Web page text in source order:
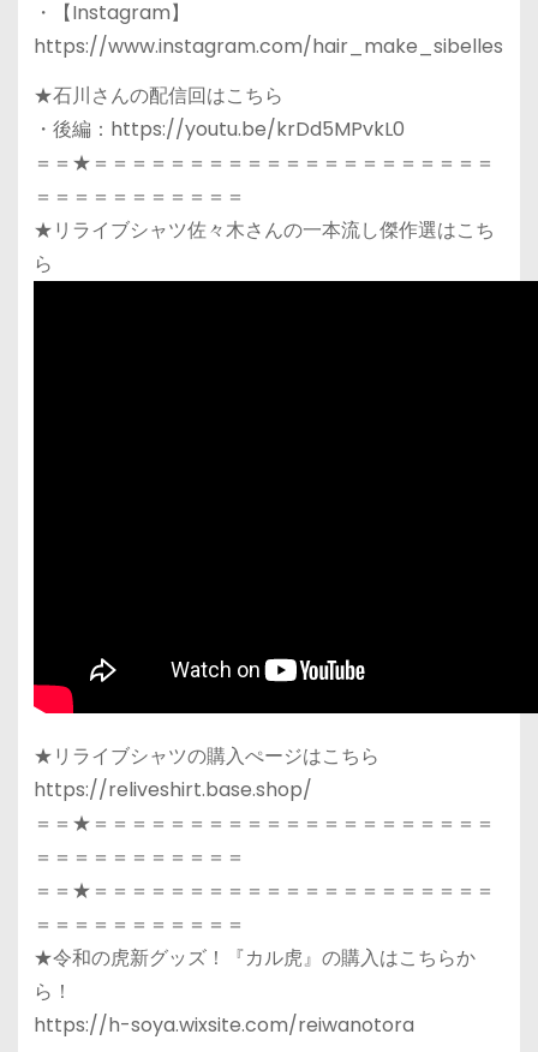
・【Instagram】
https://www.instagram.com/hair_make_sibelles
★石川さんの配信回はこちら
・後編：https://youtu.be/krDd5MPvkL0
＝＝★＝＝＝＝＝＝＝＝＝＝＝＝＝＝＝＝＝＝＝＝＝
＝＝＝＝＝＝＝＝＝＝＝
★リライブシャツ佐々木さんの一本流し傑作選はこち
ら
★リライブシャツの購入ぺージはこちら
https://reliveshirt.base.shop/
＝＝★＝＝＝＝＝＝＝＝＝＝＝＝＝＝＝＝＝＝＝＝＝
＝＝＝＝＝＝＝＝＝＝＝
＝＝★＝＝＝＝＝＝＝＝＝＝＝＝＝＝＝＝＝＝＝＝＝
＝＝＝＝＝＝＝＝＝＝＝
★令和の虎新グッズ！『カル虎』の購入はこちらか
ら！
https://h-soya.wixsite.com/reiwanotora